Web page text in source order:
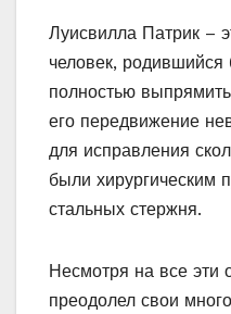
Луисвилла Патрик –
человек, родившийся
полностью
его передвижение
для исправления
были хирургическим
стальных стержня.
Несмотря на все эти
преодолел свои